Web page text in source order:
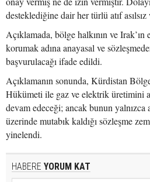
desteklediğine dair her türlü atıf asılsız
Açıklamada, bölge halkının ve
korumak adına anayasal ve
başvurulacağı ifade edildi.
Açıklamanın sonunda, Kürdistan
Hükümeti ile gaz ve elektrik üretimini
devam edeceği; ancak bunun yalnızca
üzerinde mutabık kaldığı sözleşme
yinelendi.
HABERE YORUM KAT